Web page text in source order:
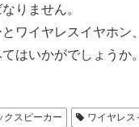
りません。
ワイヤレスイヤホン
はいかがでしょうか。
クスピーカー
ワイヤレス